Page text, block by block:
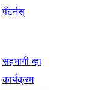
पॅटर्नस्
सहभागी व्हा
कार्यक्रम